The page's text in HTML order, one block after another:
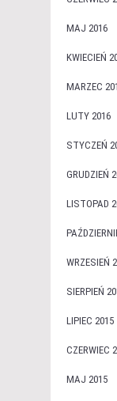
MAJ 2016
KWIECIEŃ
MARZEC
LUTY 2016
STYCZEŃ
GRUDZIEŃ
LISTOPAD
WRZESIEŃ
SIERPIEŃ
LIPIEC 2015
CZERWIEC
MAJ 2015